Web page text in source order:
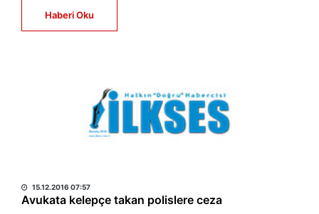
Haberi Oku
15.12.2016 07:57
Avukata kelepçe takan polislere ceza